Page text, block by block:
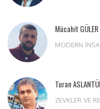
Mücahit GÜLER
MODERN
Turan
ZEVKLER VE